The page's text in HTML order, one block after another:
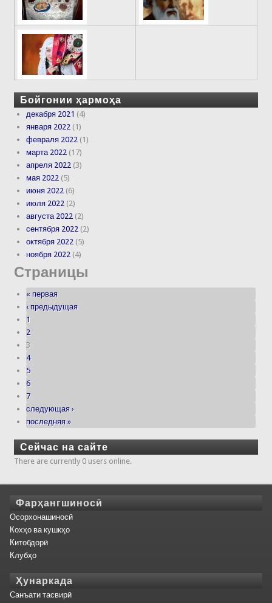
Бойгонии ҳармоҳа
декабря 2021 (4)
января 2022 (1)
февраля 2022 (1)
марта 2022 (17)
апреля 2022 (3)
мая 2022 (5)
июня 2022 (6)
июля 2022 (2)
августа 2022 (2)
сентября 2022 (2)
октября 2022 (5)
ноября 2022 (4)
Страницы
« первая
‹ предыдущая
1
2
3
4
5
6
7
следующая ›
последняя »
Сейчас на сайте
There are currently 0 users online.
Фарҳангшиносӣ
Осорхонашиносӣ
Кохҳо ва кушкҳо
Китобдорӣ
Клубҳо
Ҳунаркада
Санъати тасвирӣ